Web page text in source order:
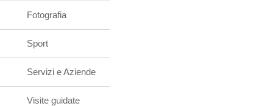
Fotografia
Sport
Servizi e Aziende
Visite guidate